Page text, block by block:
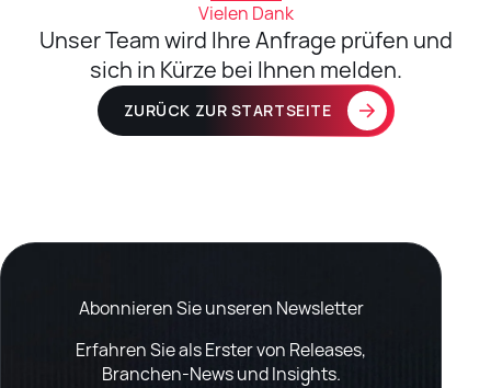
Vielen Dank
Unser Team wird Ihre Anfrage prüfen und
sich in Kürze bei Ihnen melden.
ZURÜCK ZUR STARTSEITE
Abonnieren Sie unseren Newsletter
Erfahren Sie als Erster von Releases,
Branchen-News und Insights.